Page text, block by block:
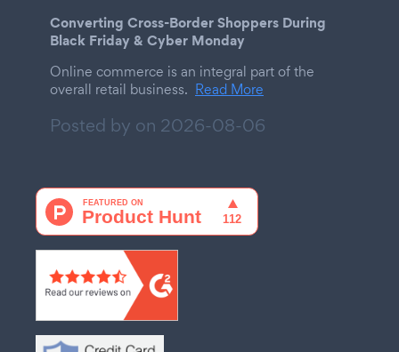
Converting Cross-Border Shoppers During
Black Friday & Cyber Monday
Online commerce is an integral part of the
overall retail business. Read More
Posted by on 2026-08-06